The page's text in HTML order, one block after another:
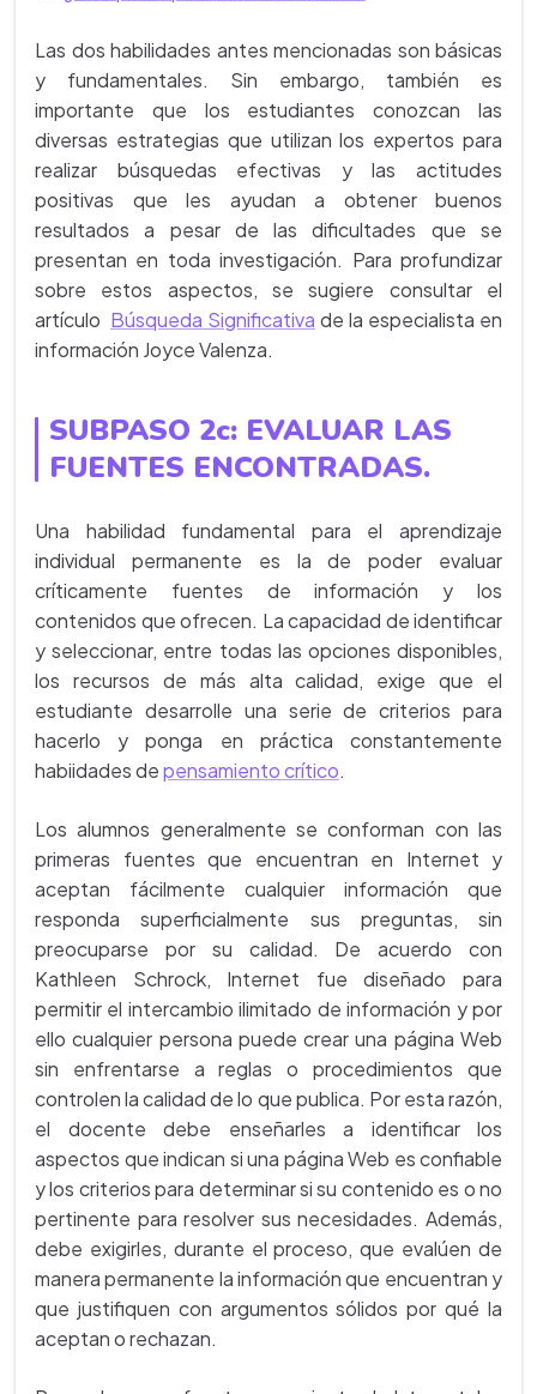
Las dos habilidades antes mencionadas son básicas
y fundamentales. Sin embargo, también es
importante que los estudiantes conozcan las
diversas estrategias que utilizan los expertos para
realizar búsquedas efectivas y las actitudes
positivas que les ayudan a obtener buenos
resultados a pesar de las dificultades que se
presentan en toda investigación. Para profundizar
sobre estos aspectos, se sugiere consultar el
artículo Búsqueda Significativa de la especialista en
información Joyce Valenza.
SUBPASO 2c: EVALUAR LAS
FUENTES ENCONTRADAS.
Una habilidad fundamental para el aprendizaje
individual permanente es la de poder evaluar
críticamente fuentes de información y los
contenidos que ofrecen. La capacidad de identificar
y seleccionar, entre todas las opciones disponibles,
los recursos de más alta calidad, exige que el
estudiante desarrolle una serie de criterios para
hacerlo y ponga en práctica constantemente
habiidades depensamiento crítico.
Los alumnos generalmente se conforman con las
primeras fuentes que encuentran en Internet y
aceptan fácilmente cualquier información que
responda superficialmente sus preguntas, sin
preocuparse por su calidad. De acuerdo con
Kathleen Schrock, Internet fue diseñado para
permitir el intercambio ilimitado de información y por
ello cualquier persona puede crear una página Web
sin enfrentarse a reglas o procedimientos que
controlen la calidad de lo que publica. Por esta razón,
el docente debe enseñarles a identificar los
aspectos que indican si una página Web es confiable
y los criterios para determinar si su contenido es o no
pertinente para resolver sus necesidades. Además,
debe exigirles, durante el proceso, que evalúen de
manera permanente la información que encuentran y
que justifiquen con argumentos sólidos por qué la
aceptan o rechazan.